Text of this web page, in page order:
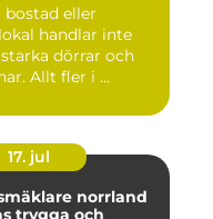
eller
handlar inte
dörrar och
Allt fler i ...
17. jul
norrland
trygga och